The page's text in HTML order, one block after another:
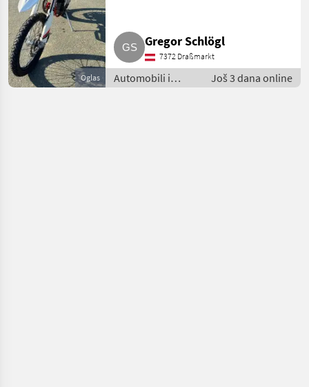
Oglas
Gregor Schlögl
7372 Draßmarkt
Automobili i
motocikli / Motori
Još 3 dana online